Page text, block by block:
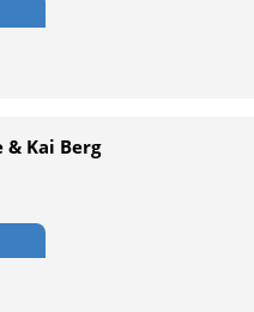
Kai Berg